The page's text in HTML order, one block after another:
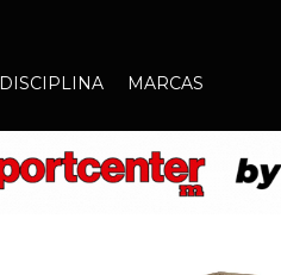
DISCIPLINA MARCAS